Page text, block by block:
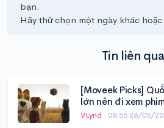
bạn.
Hãy thử chọn một ngày khác
Tin liên
[Moveek Picks]
lớn nên đi xem
VLynd · 08:55 26/05/